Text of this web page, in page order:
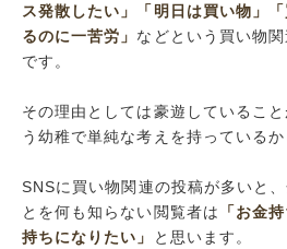
ス発散したい」
「明日は買い物」
るのに一苦労」 などという買い物
です。
その理由としては豪遊しているこ
う幼稚で単純な考えを持っているか
SNSに買い物関連の投稿が多いと
とを何も知らない閲覧者は
「お金
持ちになりたい」
と思います。